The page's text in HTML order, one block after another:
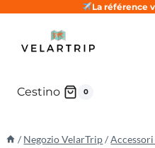
contenuto
La référence
Cestino 0
/ Negozio VelarTrip /